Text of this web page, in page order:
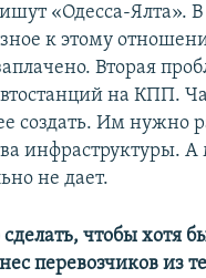
«Одесса-Ялта».
к этому
Вторая
на КПП.
создать. Им нужно
инфраструктуры. А
не дает.
чтобы хотя
перевозчиков из